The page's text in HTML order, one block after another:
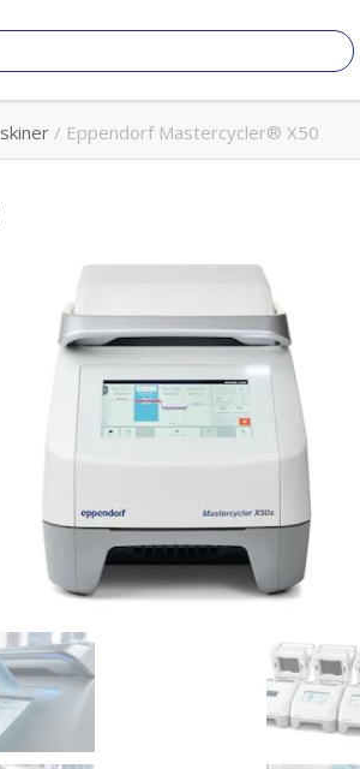
/ Eppendorf Mastercycler® X50